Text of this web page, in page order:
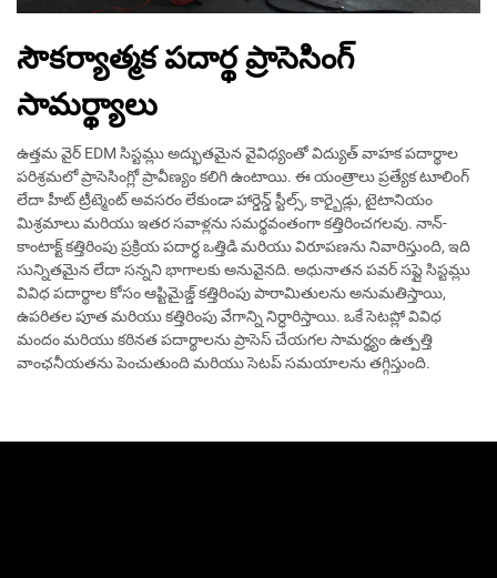
సౌకర్యాత్మక పదార్థ ప్రాసెసింగ్
సామర్థ్యాలు
ఉత్తమ వైర్ EDM సిస్టమ్లు అద్భుతమైన వైవిధ్యంతో విద్యుత్ వాహక పదార్థాల
పరిశ్రమలో ప్రాసెసింగ్లో ప్రావీణ్యం కలిగి ఉంటాయి. ఈ యంత్రాలు ప్రత్యేక టూలింగ్
లేదా హీట్ ట్రీట్మెంట్ అవసరం లేకుండా హార్డెన్డ్ స్టీల్స్, కార్బైడ్లు, టైటానియం
మిశ్రమాలు మరియు ఇతర సవాళ్లను సమర్థవంతంగా కత్తిరించగలవు. నాన్-
కాంటాక్ట్ కత్తిరింపు ప్రక్రియ పదార్థ ఒత్తిడి మరియు విరూపణను నివారిస్తుంది, ఇది
సున్నితమైన లేదా సన్నని భాగాలకు అనువైనది. అధునాతన పవర్ సప్లై సిస్టమ్లు
వివిధ పదార్థాల కోసం ఆప్టిమైజ్డ్ కత్తిరింపు పారామితులను అనుమతిస్తాయి,
ఉపరితల పూత మరియు కత్తిరింపు వేగాన్ని నిర్ధారిస్తాయి. ఒకే సెటప్లో వివిధ
మందం మరియు కఠినత పదార్థాలను ప్రాసెస్ చేయగల సామర్థ్యం ఉత్పత్తి
వాంఛనీయతను పెంచుతుంది మరియు సెటప్ సమయాలను తగ్గిస్తుంది.